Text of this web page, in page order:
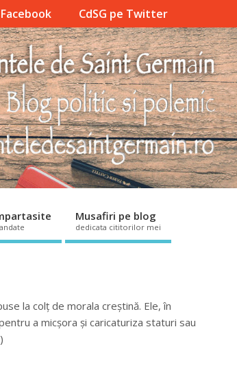
CdSG pe Twitter
Musafiri pe blog
dedicata cititorilor mei
la colț de morala creștină. Ele, în
a micșora și caricaturiza staturi sau